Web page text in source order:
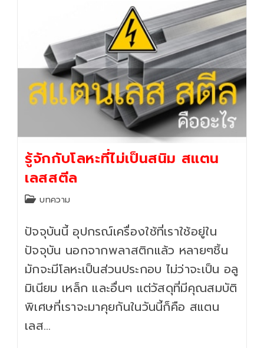
รู้จักกับโลหะที่ไม่เป็นสนิม สแตน
เลสสตีล
Postบทความ
ปัจจุบันนี้ อุปกรณ์เครื่องใช้ที่เราใช้อยู่ใน
ปัจจุบัน นอกจากพลาสติกแล้ว หลายๆชิ้น
มักจะมีโลหะเป็นส่วนประกอบ ไม่ว่าจะเป็น อลู
มิเนียม เหล็ก และอื่นๆ แต่วัสดุที่มีคุณสมบัติ
พิเศษที่เราจะมาคุยกันในวันนี้ก็คือ สแตน
เลส…